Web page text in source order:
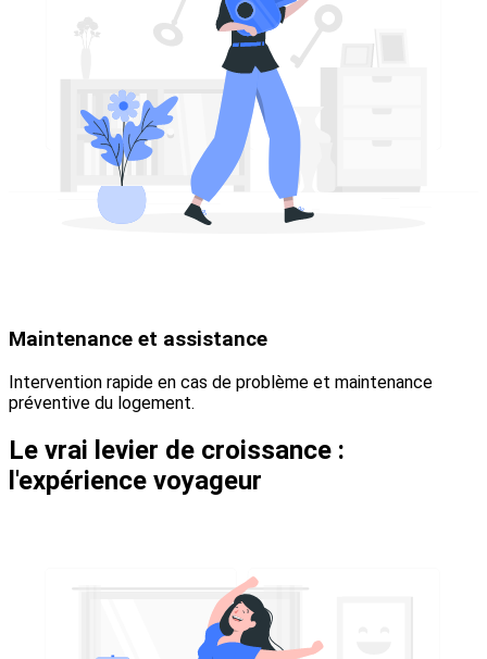
Maintenance et assistance
Intervention rapide en cas de problème et maintenance
préventive du logement.
Le vrai levier de croissance :
l'expérience voyageur